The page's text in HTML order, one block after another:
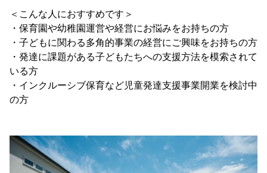
＜こんな人におすすめです＞
・保育園や幼稚園運営や経営にお悩みをお持ちの方
・子どもに関わる多角的事業の経営にご興味をお持ちの方
・発達に課題がある子どもたちへの支援方法を模索されて
いる方
・インクルーシブ保育など児童発達支援事業開業を検討中
の方